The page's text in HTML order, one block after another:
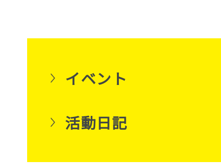
イベント
活動日記